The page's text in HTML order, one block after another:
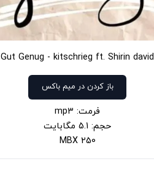
Gut Genug - kitschrieg ft. Shirin david
باز کردن در میم باکس
فرمت: mp3
حجم: 5.1 مگابایت
250 MBX